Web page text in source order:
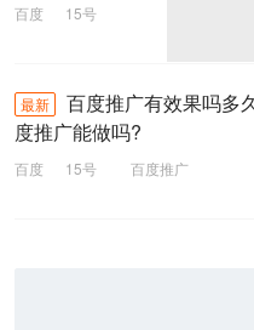
百度
15号
最新
百度推广有效果吗多
度推广能做吗?
百度 15号 百度推广